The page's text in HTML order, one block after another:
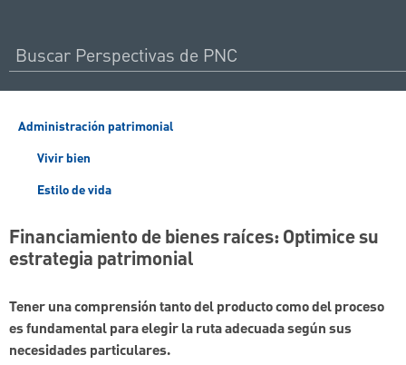
Administración patrimonial
Vivir bien
Estilo de vida
Financiamiento de bienes raíces: Optimice su
estrategia patrimonial
Tener una comprensión tanto del producto como del proceso
es fundamental para elegir la ruta adecuada según sus
necesidades particulares.